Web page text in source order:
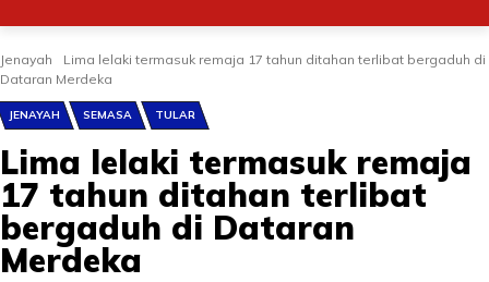
Jenayah
Lima lelaki termasuk remaja 17 tahun ditahan terlibat bergaduh di
Dataran Merdeka
JENAYAH SEMASA TULAR
Lima lelaki termasuk remaja
17 tahun ditahan terlibat
bergaduh di Dataran
Merdeka